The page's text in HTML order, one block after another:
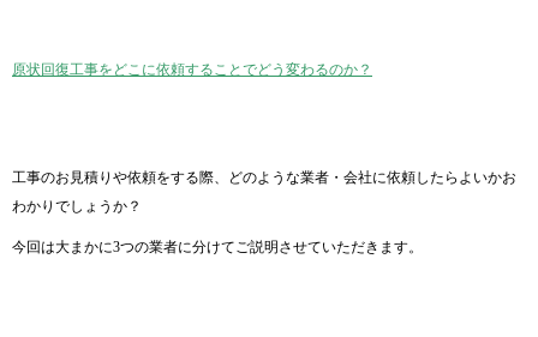
原状回復工事をどこに依頼することでどう変わるのか？
工事のお見積りや依頼をする際、どのような業者・会社に依頼したらよいかお
わかりでしょうか？
今回は大まかに3つの業者に分けてご説明させていただきます。